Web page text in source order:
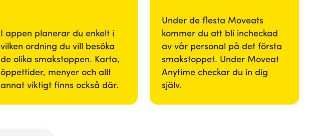
I appen planerar du enkelt i
vilken ordning du vill besöka
de olika smakstoppen. Karta,
öppettider, menyer och allt
annat viktigt finns också där.
Under de flesta Moveats
kommer du att bli incheckad
av vår personal på det första
smakstoppet. Under Moveat
Anytime checkar du in dig
själv.